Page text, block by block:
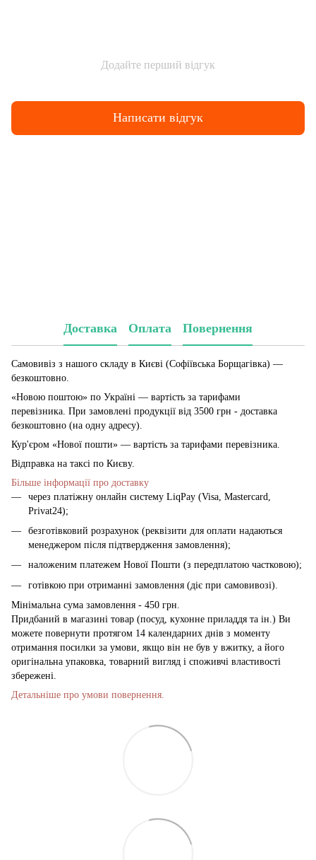
Додайте перший відгук
Написати відгук
Доставка Оплата Повернення
Самовивіз з нашого складу в Києві (Софіївська Борщагівка) —
безкоштовно.
«Новою поштою» по Україні — вартість за тарифами
перевізника. При замовлені продукції від 3500 грн - доставка
безкоштовно (на одну адресу).
Кур'єром «Нової пошти» — вартість за тарифами перевізника.
Відправка на таксі по Києву.
Більше інформації про доставку
через платіжну онлайн систему LiqPay (Visa, Mastercard,
Privat24);
безготівковий розрахунок (реквізити для оплати надаються
менеджером після підтвердження замовлення);
наложеним платежем Нової Пошти (з передплатою частковою);
готівкою при отриманні замовлення (діє при самовивозі).
Мінімальна сума замовлення - 450 грн.
Придбаний в магазині товар (посуд, кухонне приладдя та ін.) Ви
можете повернути протягом 14 календарних днів з моменту
отримання посилки за умови, якщо він не був у вжитку, а його
оригінальна упаковка, товарний вигляд і споживчі властивості
збережені.
Детальніше про умови повернення.